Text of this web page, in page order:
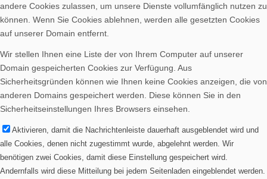
Vereinsheim mieten
andere Cookies zulassen, um unsere Dienste vollumfänglich nutzen zu
können. Wenn Sie Cookies ablehnen, werden alle gesetzten Cookies
auf unserer Domain entfernt.
Wir stellen Ihnen eine Liste der von Ihrem Computer auf unserer
Domain gespeicherten Cookies zur Verfügung. Aus
Sicherheitsgründen können wie Ihnen keine Cookies anzeigen, die von
anderen Domains gespeichert werden. Diese können Sie in den
Sicherheitseinstellungen Ihres Browsers einsehen.
Aktivieren, damit die Nachrichtenleiste dauerhaft ausgeblendet wird und
alle Cookies, denen nicht zugestimmt wurde, abgelehnt werden. Wir
benötigen zwei Cookies, damit diese Einstellung gespeichert wird.
Andernfalls wird diese Mitteilung bei jedem Seitenladen eingeblendet werden.